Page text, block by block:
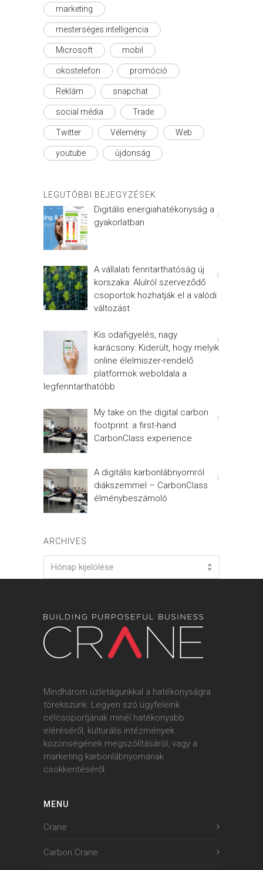
marketing
mesterséges intelligencia
Microsoft mobil
okostelefon promóció
Reklám snapchat
social média Trade
Twitter Vélemény Web
youtube újdonság
LEGUTÓBBI BEJEGYZÉSEK
Digitális energiahatékonyság a
gyakorlatban
A vállalati fenntarthatóság új
korszaka: Alulról szerveződő
csoportok hozhatják el a valódi
változást
Kis odafigyelés, nagy
karácsony: Kiderült, hogy melyik
online élelmiszer-rendelő
platformok weboldala a
legfenntarthatóbb
My take on the digital carbon
footprint: a first-hand
CarbonClass experience
A digitális karbonlábnyomról
diákszemmel – CarbonClass
élménybeszámoló
ARCHIVES
Hónap kijelölése
Mindhárom üzletágunkkal a hatékonyságra
törekszünk: Legyen szó ügyfeleink
célcsoportjának minél hatékonyabb
eléréséről, kulturális intézmények
közönségének megszólításáról, vagy a
marketing karbonlábnyomának
csökkentéséről.
MENU
Crane
Carbon.Crane